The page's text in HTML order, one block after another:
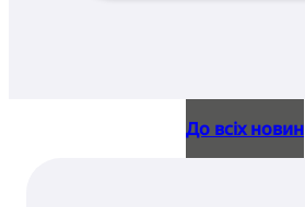
До всіх новин